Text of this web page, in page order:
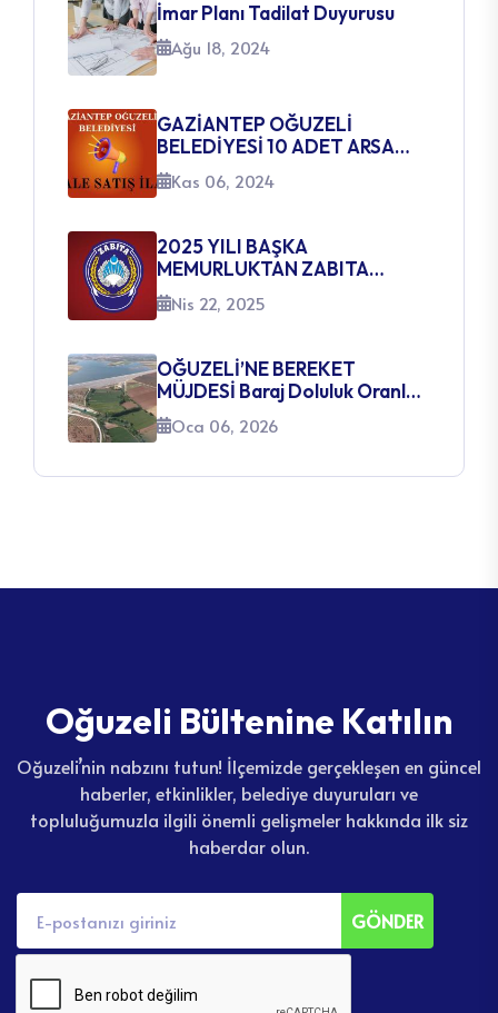
İmar Planı Tadilat Duyurusu
Ağu 18, 2024
GAZİANTEP OĞUZELİ
BELEDİYESİ 10 ADET ARSA
SATIŞ İHALE İLANI
Kas 06, 2024
2025 YILI BAŞKA
MEMURLUKTAN ZABITA
MEMURLUĞUNA GEÇİŞ SINAVI
AÇILACAK KADROLARA
Nis 22, 2025
OĞUZELİ’NE BEREKET
MÜJDESİ Baraj Doluluk Oranları
Yüzleri Güldürüyor
Oca 06, 2026
Oğuzeli Bültenine Katılın
Oğuzeli’nin nabzını tutun! İlçemizde gerçekleşen en güncel
haberler, etkinlikler, belediye duyuruları ve
topluluğumuzla ilgili önemli gelişmeler hakkında ilk siz
haberdar olun.
GÖNDER